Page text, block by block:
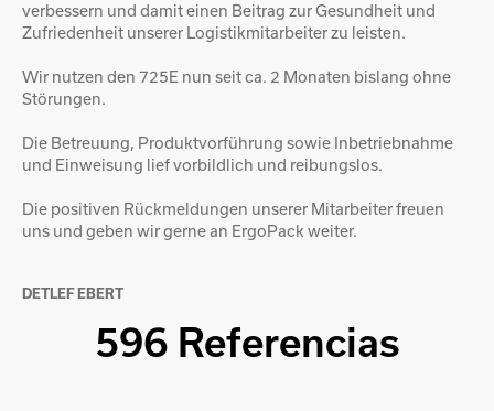
verbessern und damit einen Beitrag zur Gesundheit und
Zufriedenheit unserer Logistikmitarbeiter zu leisten.
Wir nutzen den 725E nun seit ca. 2 Monaten bislang ohne
Störungen.
Die Betreuung, Produktvorführung sowie Inbetriebnahme
und Einweisung lief vorbildlich und reibungslos.
Die positiven Rückmeldungen unserer Mitarbeiter freuen
uns und geben wir gerne an ErgoPack weiter.
DETLEF EBERT
596 Referencias